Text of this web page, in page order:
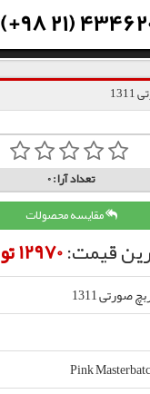
(+98 21)
تعداد آرا:0
مقایسه محصولات
قیمت:12970 تومان
1311